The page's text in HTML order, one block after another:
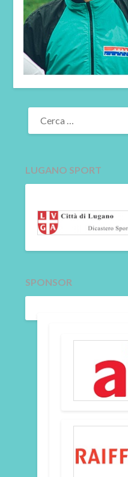
RICERCA
PER:
LUGANO SPORT
SPONSOR